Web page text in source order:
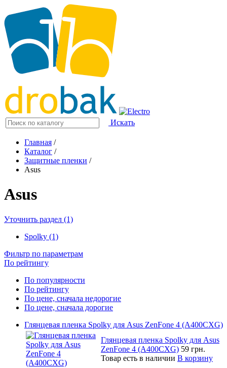
Искать
Главная /
Каталог /
Защитные пленки /
Asus
Asus
Уточнить раздел (1)
Spolky (1)
Фильтр по параметрам
По рейтингу
По популярности
По рейтингу
По цене, сначала недорогие
По цене, сначала дорогие
Глянцевая пленка Spolky для Asus ZenFone 4 (A400CXG)
Глянцевая пленка Spolky для Asus
ZenFone 4 (A400CXG) 59 грн.
Товар есть в наличии В корзину